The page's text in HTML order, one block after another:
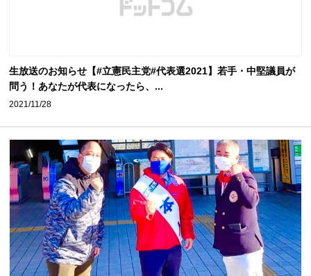
生放送のお知らせ【#立憲民主党#代表選2021】若手・中堅議員が
問う！あなたが代表になったら、...
2021/11/28